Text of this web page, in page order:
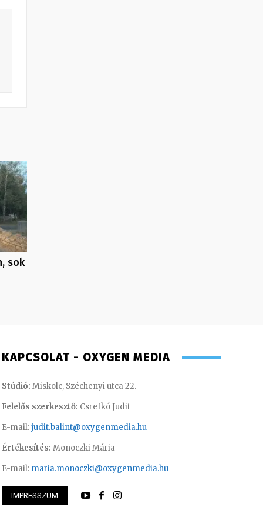
sok
KAPCSOLAT - OXYGEN MEDIA
Stúdió: Miskolc, Széchenyi utca 22.
Felelős szerkesztő: Csrefkó Judit
E-mail:judit.balint@oxygenmedia.hu
Értékesítés: Monoczki Mária
E-mail: maria.monoczki@oxygenmedia.hu
IMPRESSZUM